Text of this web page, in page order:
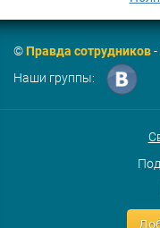
©Правда сотрудников-
Наши группы: